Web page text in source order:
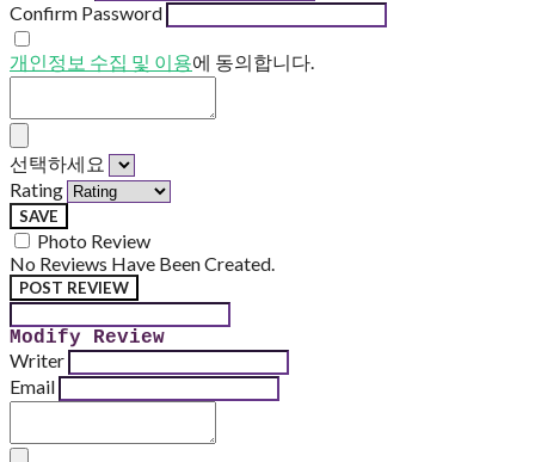
Confirm Password
개인정보 수집 및 이용에 동의합니다.
선택하세요
Rating
SAVE
Photo Review
No Reviews Have Been Created.
POST REVIEW
Modify Review
Writer
Email